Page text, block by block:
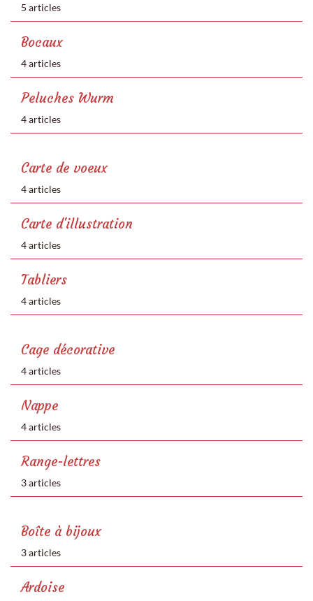
5 articles
Bocaux
4 articles
Peluches Wurm
4 articles
Carte de voeux
4 articles
Carte d'illustration
4 articles
Tabliers
4 articles
Cage décorative
4 articles
Nappe
4 articles
Range-lettres
3 articles
Boîte à bijoux
3 articles
Ardoise